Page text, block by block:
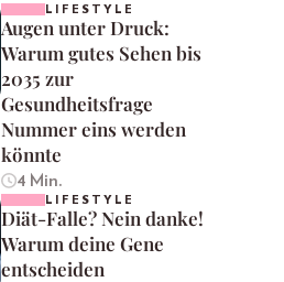
LIFESTYLE
Augen unter Druck:
Warum gutes Sehen bis
2035 zur
Gesundheitsfrage
Nummer eins werden
könnte
4 Min.
LIFESTYLE
Diät-Falle? Nein danke!
Warum deine Gene
entscheiden